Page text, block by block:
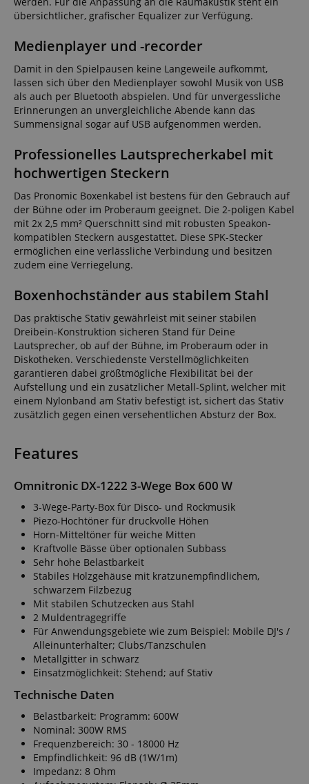
übersichtlicher, grafischer Equalizer zur Verfügung.
Medienplayer und -recorder
Damit in den Spielpausen keine Langeweile aufkommt,
lassen sich über den Medienplayer sowohl Musik von USB
als auch per Bluetooth abspielen. Und für unvergessliche
Erinnerungen an unvergleichliche Abende kann das
Summensignal sogar auf USB aufgenommen werden.
Professionelles Lautsprecherkabel mit
hochwertigen Steckern
Das Pronomic Boxenkabel ist bestens für den Gebrauch auf
der Bühne oder im Proberaum geeignet. Die 2-poligen Kabel
mit 2x 2,5 mm² Querschnitt sind mit robusten Speakon-
kompatiblen Steckern ausgestattet. Diese SPK-Stecker
ermöglichen eine verlässliche Verbindung und besitzen
zudem eine Verriegelung.
Boxenhochständer aus stabilem Stahl
Das praktische Stativ gewährleist mit seiner stabilen
Dreibein-Konstruktion sicheren Stand für Deine
Lautsprecher, ob auf der Bühne, im Proberaum oder in
Diskotheken. Verschiedenste Verstellmöglichkeiten
garantieren dabei größtmögliche Flexibilität bei der
Aufstellung und ein zusätzlicher Metall-Splint, welcher mit
einem Nylonband am Stativ befestigt ist, sichert das Stativ
zusätzlich gegen einen versehentlichen Absturz der Box.
Features
Omnitronic DX-1222 3-Wege Box 600 W
3-Wege-Party-Box für Disco- und Rockmusik
Piezo-Hochtöner für druckvolle Höhen
Horn-Mitteltöner für weiche Mitten
Kraftvolle Bässe über optionalen Subbass
Sehr hohe Belastbarkeit
Stabiles Holzgehäuse mit kratzunempfindlichem,
schwarzem Filzbezug
Mit stabilen Schutzecken aus Stahl
2 Muldentragegriffe
Für Anwendungsgebiete wie zum Beispiel: Mobile DJ's /
Alleinunterhalter; Clubs/Tanzschulen
Metallgitter in schwarz
Einsatzmöglichkeit: Stehend; auf Stativ
Technische Daten
Belastbarkeit: Programm: 600W
Nominal: 300W RMS
Frequenzbereich: 30 - 18000 Hz
Empfindlichkeit: 96 dB (1W/1m)
Impedanz: 8 Ohm